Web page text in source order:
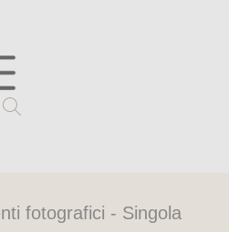
fotografici - Singola